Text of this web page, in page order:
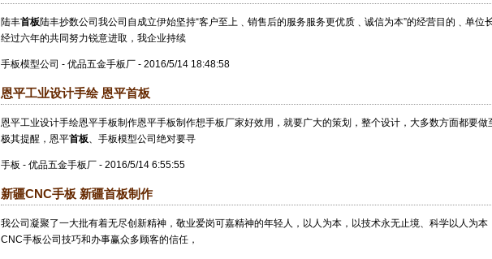
陆丰首板陆丰抄数公司我公司自成立伊始坚持“客户至上﹑销售后的服务服务更优质﹑诚信为本”的经营目的﹑单位
经过六年的共同努力锐意进取，我企业持续
手板模型公司 - 优品五金手板厂 - 2016/5/14 18:48:58
恩平工业设计手绘 恩平首板
恩平工业设计手绘恩平手板制作恩平手板制作想手板厂家好效用，就要广大的策划，整个设计，大多数方面都要做
极其提醒，恩平首板、手板模型公司绝对要寻
手板 - 优品五金手板厂 - 2016/5/14 6:55:55
新疆CNC手板 新疆首板制作
我公司凝聚了一大批有着无尽创新精神，敬业爱岗可嘉精神的年轻人，以人为本，以技术永无止境、科学以人为本
CNC手板公司技巧和办事赢众多顾客的信任，